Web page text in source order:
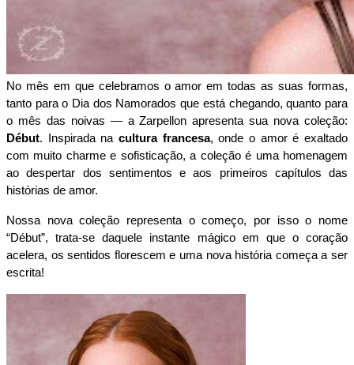
No mês em que celebramos o amor em todas as suas formas,
tanto para o Dia dos Namorados que está chegando, quanto para
Début. Inspirada na cultura francesa, onde o amor é exaltado
com muito charme e sofisticação, a coleção é uma homenagem
ao despertar dos sentimentos e aos primeiros capítulos das
histórias de amor.
Nossa nova coleção representa o começo, por isso o nome
“Début”, trata-se daquele instante mágico em que o coração
acelera, os sentidos florescem e uma nova história começa a ser
escrita!